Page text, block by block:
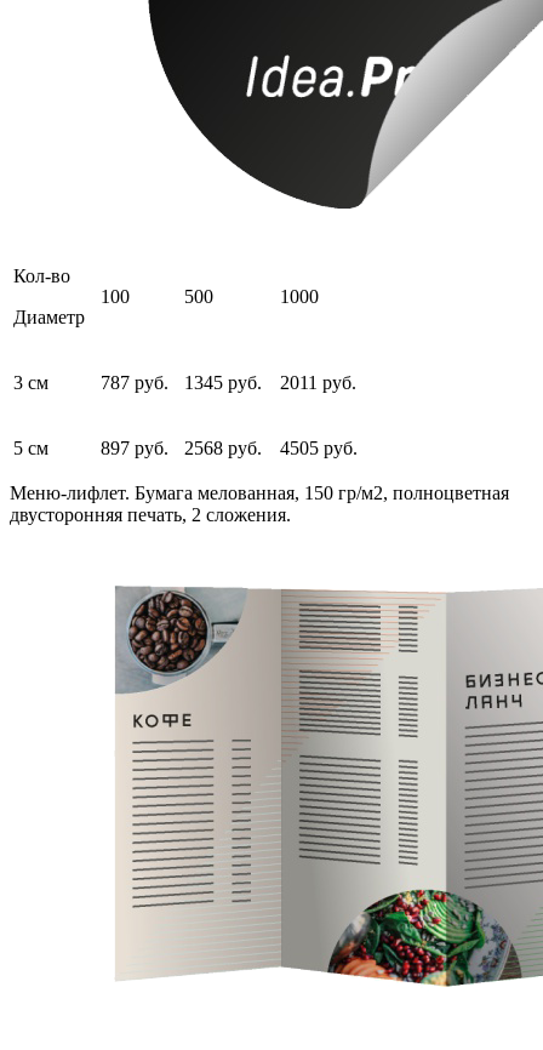
Кол-во
Диаметр
100 500 1000
3 см 787 руб. 1345 руб. 2011 руб.
5 см 897 руб. 2568 руб. 4505 руб.
Меню-лифлет. Бумага мелованная, 150 гр/м2, полноцветная
двусторонняя печать, 2 сложения.